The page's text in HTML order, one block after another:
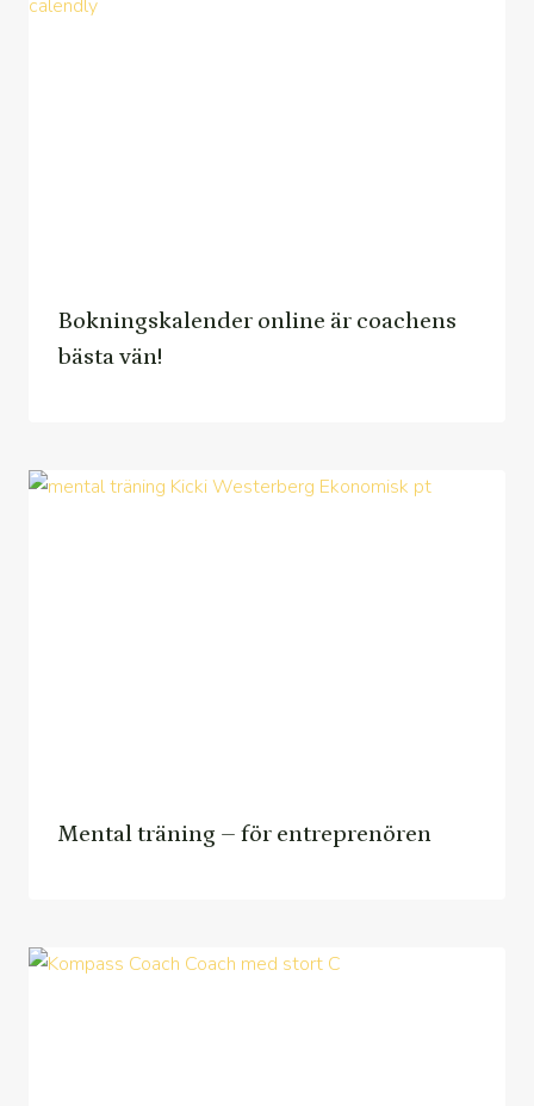
Bokningskalender online är coachens
bästa vän!
Mental träning – för entreprenören